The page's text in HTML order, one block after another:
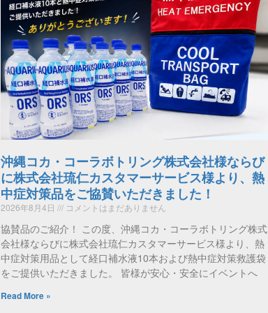
沖縄コカ・コーラボトリング株式会社様ならび
に株式会社琉仁カスタマーサービス様より、熱
中症対策品をご協賛いただきました！
2026年8月4日 コメントはまだありません
協賛品のご紹介！ この度、沖縄コカ・コーラボトリング株式
会社様ならびに株式会社琉仁カスタマーサービス様より、熱
中症対策用品として経口補水液10本および熱中症対策救護袋
をご提供いただきました。 皆様が安心・安全にイベントへ
Read More »